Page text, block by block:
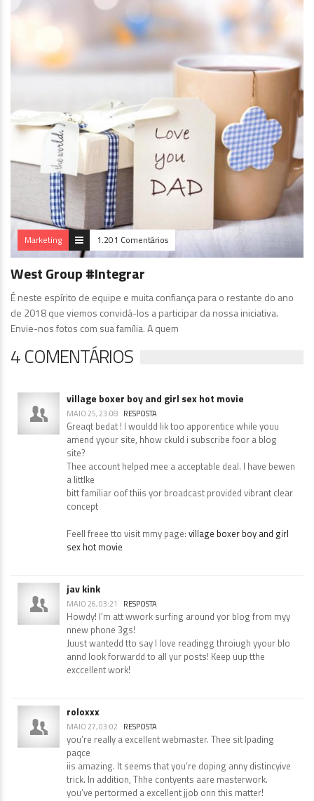
Marketing 1.201 Comentários
West Group #Integrar
É neste espírito de equipe e muita confiança para o restante do ano
de 2018 que viemos convidá-los a participar da nossa iniciativa.
Envie-nos fotos com sua família. A quem
4 COMENTÁRIOS
village boxer boy and girl sex hot movie
MAIO 25, 23:08 RESPOSTA
Greaqt bedat ! I wouldd lik too apporentice while youu
amend yyour site, hhow ckuld i subscribe foor a blog
site?
Thee account helped mee a acceptable deal. I have bewen
a littlke
bitt familiar oof thiis yor broadcast provided vibrant clear
concept
Feell freee tto visit mmy page: village boxer boy and girl
sex hot movie
jav kink
MAIO 26, 03:21 RESPOSTA
Howdy! I’m att wwork surfing around yor blog from myy
nnew phone 3gs!
Juust wantedd tto say I love readingg throiugh yyour blo
annd look forwardd to all yur posts! Keep uup tthe
exccellent work!
roloxxx
MAIO 27, 03:02 RESPOSTA
you’re really a excellent webmaster. Thee sit lpading
paqce
iis amazing. It seems that you’re doping anny distincyive
trick. In addition, Thhe contyents aare masterwork.
you’ve pertormed a excellent jjob onn this matter!